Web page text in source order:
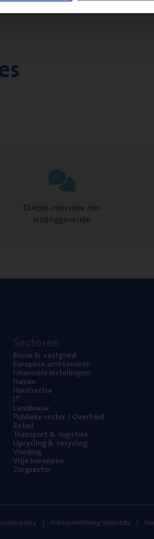
Diepte-interview met
leidinggevende
Bouw& vastgoed
Euro­pe­se ambtenaren
Finan­ci­ë­le instellingen
Haven
Hout­sec­tor
IT
Land­bouw
Publie­ke sec­tor / Overheid
Retail
Trans­port& logistiek
Upcy­cling& recycling
Voe­ding
Vrije beroe­pen
Zorg­sec­tor
policy Privacyverklaring Vanbreda